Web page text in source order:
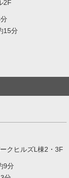
2F
15分
クヒルズL棟2・3F
9分